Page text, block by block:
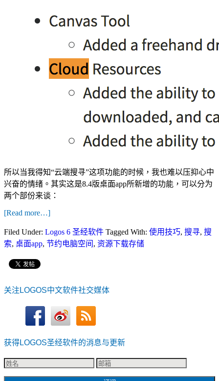
所以当我得知“云端搜寻”这项功能的时候，我也难以压抑心中
兴奋的情绪。其实这是8.4版桌面app所新增的功能，可以分为
两个部份来谈：
[Read more…]
Filed Under: Logos 6 圣经软件 Tagged With: 使用技巧, 搜寻, 搜
索, 桌面app, 节约电脑空间 , 资源下载存储
关注LOGOS中文软件社交媒体
获得LOGOS圣经软件的消息与更新